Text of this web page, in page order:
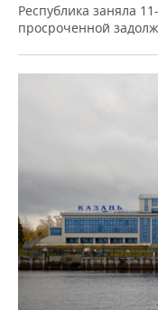
Республика заняла
просроченной